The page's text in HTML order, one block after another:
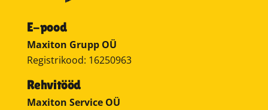
E-pood
Maxiton Grupp OÜ
Registrikood: 16250963
Rehvitööd
Maxiton Service OÜ